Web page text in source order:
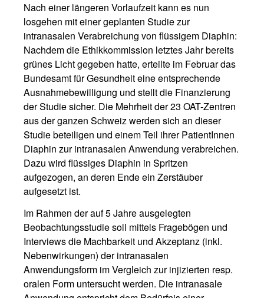
Nach einer längeren Vorlaufzeit kann es nun
losgehen mit einer geplanten Studie zur
intranasalen Verabreichung von flüssigem Diaphin:
Nachdem die Ethikkommission letztes Jahr bereits
grünes Licht gegeben hatte, erteilte im Februar das
Bundesamt für Gesundheit eine entsprechende
Ausnahmebewilligung und stellt die Finanzierung
der Studie sicher. Die Mehrheit der 23 OAT-Zentren
aus der ganzen Schweiz werden sich an dieser
Studie beteiligen und einem Teil ihrer PatientInnen
Diaphin zur intranasalen Anwendung verabreichen.
Dazu wird flüssiges Diaphin in Spritzen
aufgezogen, an deren Ende ein Zerstäuber
aufgesetzt ist.
Im Rahmen der auf 5 Jahre ausgelegten
Beobachtungsstudie soll mittels Fragebögen und
Interviews die Machbarkeit und Akzeptanz (inkl.
Nebenwirkungen) der intranasalen
Anwendungsform im Vergleich zur injizierten resp.
oralen Form untersucht werden. Die intranasale